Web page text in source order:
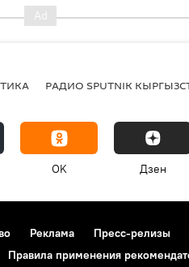
РАДИО SPUTNIK
OK Дзен
Реклама Пресс-релизы
Правила применения